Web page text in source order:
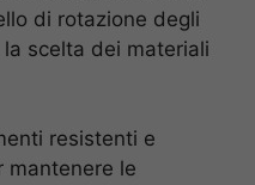
di rotazione degli
scelta dei materiali
resistenti e
mantenere le